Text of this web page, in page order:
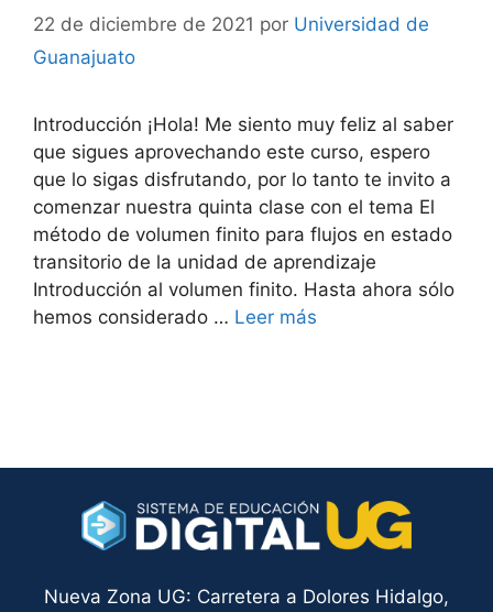
22 de diciembre de 2021 por Universidad de
Guanajuato
Introducción ¡Hola! Me siento muy feliz al saber
que sigues aprovechando este curso, espero
que lo sigas disfrutando, por lo tanto te invito a
comenzar nuestra quinta clase con el tema El
método de volumen finito para flujos en estado
transitorio de la unidad de aprendizaje
Introducción al volumen finito. Hasta ahora sólo
hemos considerado … Leer más
Nueva Zona UG: Carretera a Dolores Hidalgo,